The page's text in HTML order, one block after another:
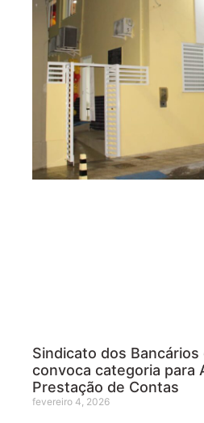
Sindicato dos Bancários
convoca categoria para
Prestação de Contas
fevereiro 4, 2026